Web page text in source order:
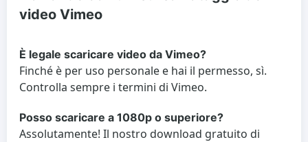
video Vimeo
È legale scaricare video da Vimeo?
Finché è per uso personale e hai il permesso, sì.
Controlla sempre i termini di Vimeo.
Posso scaricare a 1080p o superiore?
Assolutamente! Il nostro download gratuito di